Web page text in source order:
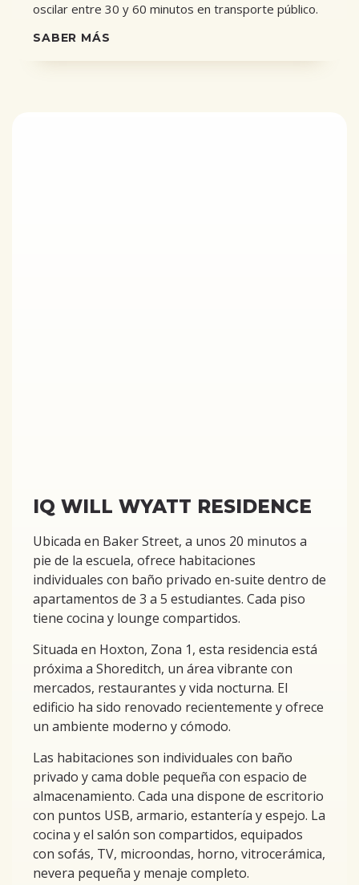
oscilar entre 30 y 60 minutos en transporte público.
SABER MÁS
IQ WILL WYATT RESIDENCE
Ubicada en Baker Street, a unos 20 minutos a
pie de la escuela, ofrece habitaciones
individuales con baño privado en-suite dentro de
apartamentos de 3 a 5 estudiantes. Cada piso
tiene cocina y lounge compartidos.
Situada en Hoxton, Zona 1, esta residencia está
próxima a Shoreditch, un área vibrante con
mercados, restaurantes y vida nocturna. El
edificio ha sido renovado recientemente y ofrece
un ambiente moderno y cómodo.
Las habitaciones son individuales con baño
privado y cama doble pequeña con espacio de
almacenamiento. Cada una dispone de escritorio
con puntos USB, armario, estantería y espejo. La
cocina y el salón son compartidos, equipados
con sofás, TV, microondas, horno, vitrocerámica,
nevera pequeña y menaje completo.